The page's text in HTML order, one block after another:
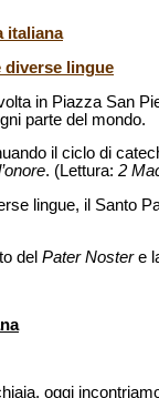
italiana
diverse lingue
in Piazza San
parte del mondo.
il ciclo di
. (Lettura: 2
lingue, il Santo
del Pater Nostere
oggi